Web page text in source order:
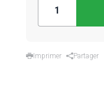
Imprimer Partager